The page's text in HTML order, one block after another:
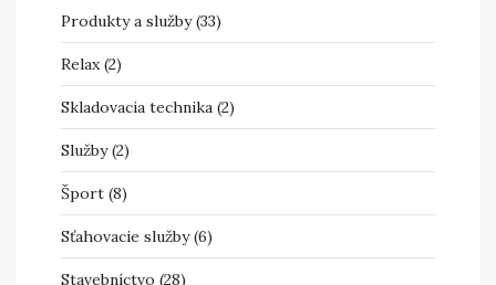
Produkty a služby(33)
Relax(2)
Skladovacia technika (2)
Služby(2)
Šport (8)
Sťahovacie služby(6)
Stavebníctvo (28)